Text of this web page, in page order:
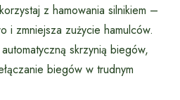
z hamowania silnikiem –
i zmniejsza zużycie hamulców.
skrzynią biegów,
biegów w trudnym